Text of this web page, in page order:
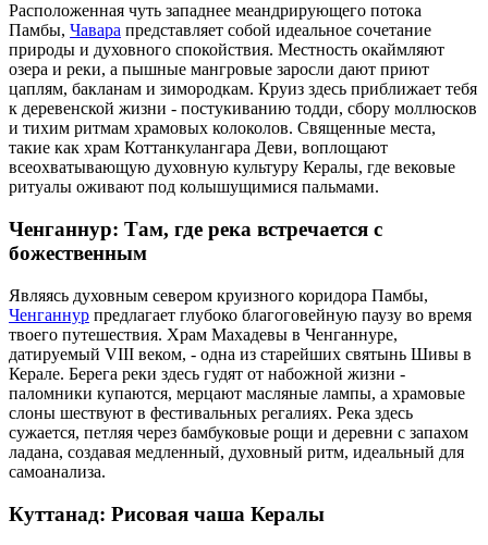
Расположенная чуть западнее меандрирующего потока
Памбы, Чавара представляет собой идеальное сочетание
природы и духовного спокойствия. Местность окаймляют
озера и реки, а пышные мангровые заросли дают приют
цаплям, бакланам и зимородкам. Круиз здесь приближает тебя
к деревенской жизни - постукиванию тодди, сбору моллюсков
и тихим ритмам храмовых колоколов. Священные места,
такие как храм Коттанкулангара Деви, воплощают
всеохватывающую духовную культуру Кералы, где вековые
ритуалы оживают под колышущимися пальмами.
Ченганнур: Там, где река встречается с
божественным
Являясь духовным севером круизного коридора Памбы,
Ченганнур предлагает глубоко благоговейную паузу во время
твоего путешествия. Храм Махадевы в Ченганнуре,
датируемый VIII веком, - одна из старейших святынь Шивы в
Керале. Берега реки здесь гудят от набожной жизни -
паломники купаются, мерцают масляные лампы, а храмовые
слоны шествуют в фестивальных регалиях. Река здесь
сужается, петляя через бамбуковые рощи и деревни с запахом
ладана, создавая медленный, духовный ритм, идеальный для
самоанализа.
Куттанад: Рисовая чаша Кералы